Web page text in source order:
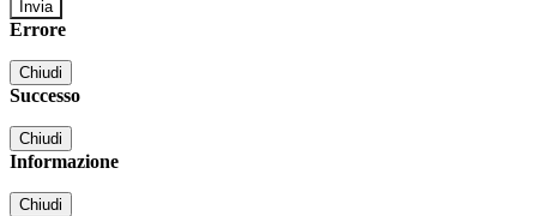
Errore
Chiudi
Successo
Chiudi
Informazione
Chiudi